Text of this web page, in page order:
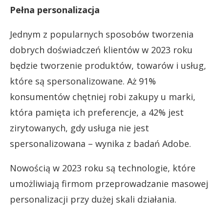
Pełna personalizacja
Jednym z popularnych sposobów tworzenia
dobrych doświadczeń klientów w 2023 roku
będzie tworzenie produktów, towarów i usług,
które są spersonalizowane. Aż 91%
konsumentów chętniej robi zakupy u marki,
która pamięta ich preferencje, a 42% jest
zirytowanych, gdy usługa nie jest
spersonalizowana – wynika z badań Adobe.
Nowością w 2023 roku są technologie, które
umożliwiają firmom przeprowadzanie masowej
personalizacji przy dużej skali działania.